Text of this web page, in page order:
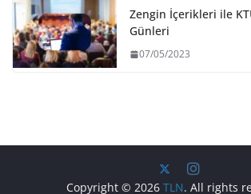
Zengin İçerikleri ile
Günleri
07/05/2023
Copyright © 2026 TLN. All rights